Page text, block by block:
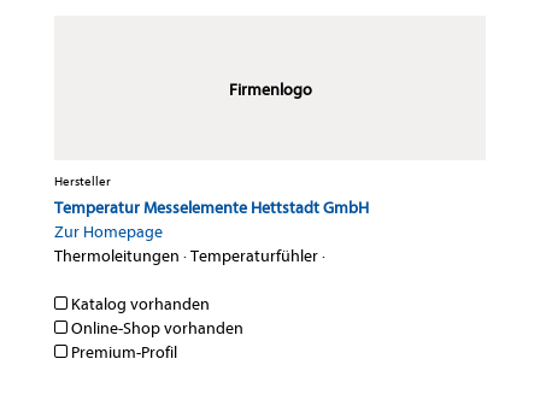
Firmenlogo
Hersteller
Temperatur Messelemente Hettstadt GmbH
Zur Homepage
Thermoleitungen ·Temperaturfühler·
Katalog vorhanden
Online-Shop vorhanden
Premium-Profil